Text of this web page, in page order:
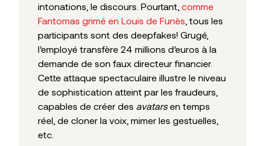
intonations, le discours. Pourtant, comme
Fantomas grimé en Louis de Funès , tous les
participants sont des deepfakes! Grugé,
l’employé transfère 24 millions d’euros à la
demande de son faux directeur financier.
Cette attaque spectaculaire illustre le niveau
de sophistication atteint par les fraudeurs,
capables de créer des avatarsen temps
réel, de cloner la voix, mimer les gestuelles,
etc.